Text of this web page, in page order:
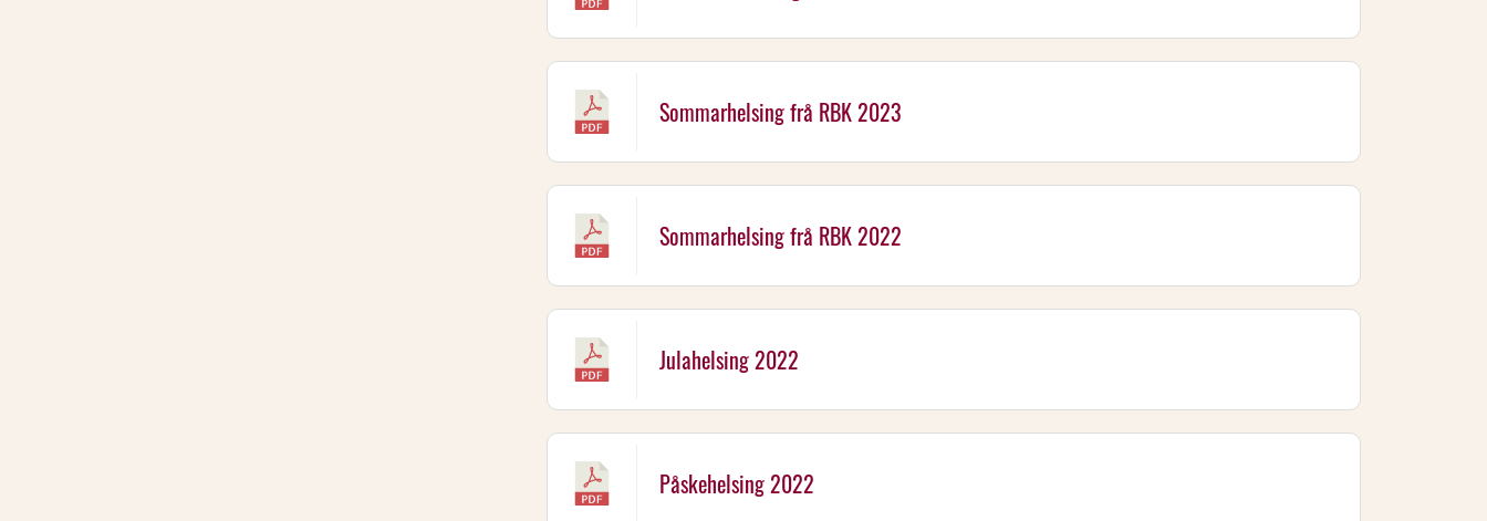
Sommarhelsing frå RBK 2023
Sommarhelsing frå RBK 2022
Julahelsing 2022
Påskehelsing 2022